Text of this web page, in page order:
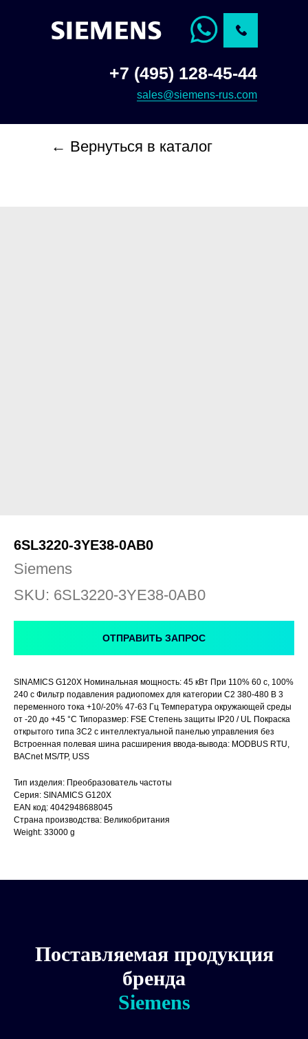
+7 (495) 128-45-44
sales@siemens-rus.com
← Вернуться в каталог
6SL3220-3YE38-0AB0
Siemens
SKU: 6SL3220-3YE38-0AB0
ОТПРАВИТЬ ЗАПРОС
SINAMICS G120X Номинальная мощность: 45 кВт При 110% 60 с, 100%
240 с Фильтр подавления радиопомех для категории C2 380-480 В 3
переменного тока +10/-20% 47-63 Гц Температура окружающей среды
от -20 до +45 °C Типоразмер: FSE Степень защиты IP20 / UL Покраска
открытого типа 3C2 с интеллектуальной панелью управления без
Встроенная полевая шина расширения ввода-вывода: MODBUS RTU,
BACnet MS/TP, USS
Тип изделия: Преобразователь частоты
Серия: SINAMICS G120X
EAN код: 4042948688045
Страна производства: Великобритания
Weight: 33000 g
Поставляемая продукция
бренда
Siemens